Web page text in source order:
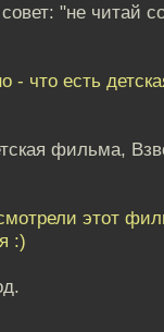
"не читай
- что есть
фильма,
этот
:)